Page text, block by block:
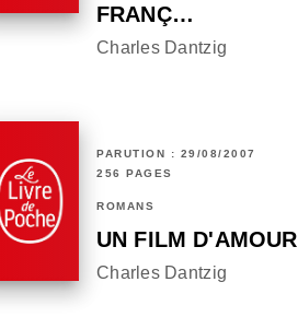
FRANÇ…
Charles Dantzig
PARUTION : 29/08/2007
256 PAGES
ROMANS
UN FILM D'AMOUR
Charles Dantzig